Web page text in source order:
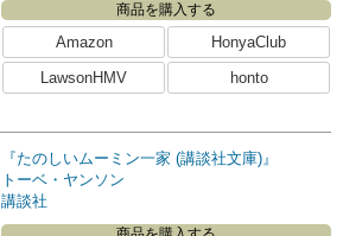
商品を購入する
Amazon
HonyaClub
LawsonHMV
honto
『たのしいムーミン一家 (講談社文庫)』
トーベ・ヤンソン
講談社